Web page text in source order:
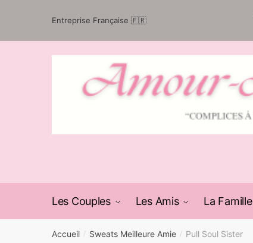
Entreprise Française 🇫🇷
Les Couples Les Amis La Famille
Accueil / Sweats Meilleure Amie / Pull Soul Sister